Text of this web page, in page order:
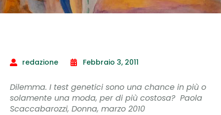
redazione Febbraio 3, 2011
Dilemma. I test genetici sono una chance in più o
solamente una moda, per di più costosa? Paola
Scaccabarozzi, Donna, marzo 2010